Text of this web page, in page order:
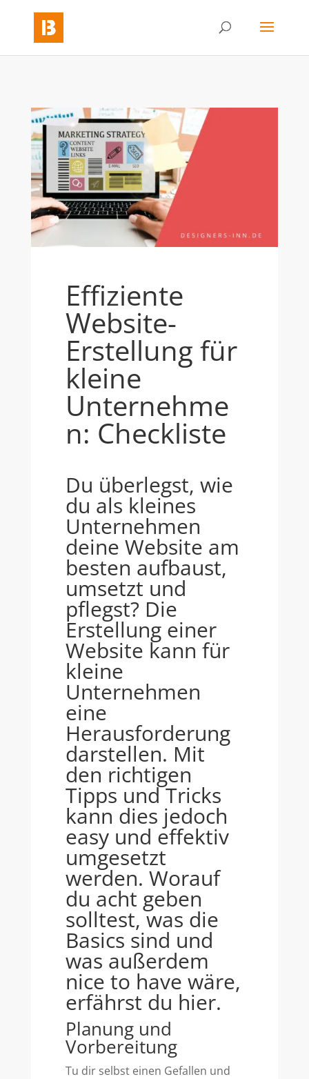
Effiziente
Website-
Erstellung für
kleine
Unternehme
n: Checkliste
Du überlegst, wie
du als kleines
Unternehmen
deine Website am
besten aufbaust,
umsetzt und
pflegst? Die
Erstellung einer
Website kann für
kleine
Unternehmen
eine
Herausforderung
darstellen. Mit
den richtigen
Tipps und Tricks
kann dies jedoch
easy und effektiv
umgesetzt
werden. Worauf
du acht geben
solltest, was die
Basics sind und
was außerdem
nice to have wäre,
erfährst du hier.
Planung und
Vorbereitung
Tu dir selbst einen Gefallen und